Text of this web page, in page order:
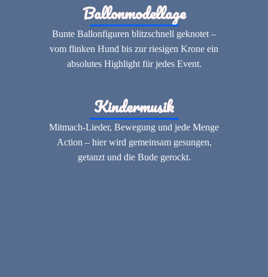
Ballonmodellage
Bunte Ballonfiguren blitzschnell geknotet –
vom flinken Hund bis zur riesigen Krone ein
absolutes Highlight für jedes Event.
Kindermusik
Mitmach-Lieder, Bewegung und jede Menge
Action – hier wird gemeinsam gesungen,
getanzt und die Bude gerockt.